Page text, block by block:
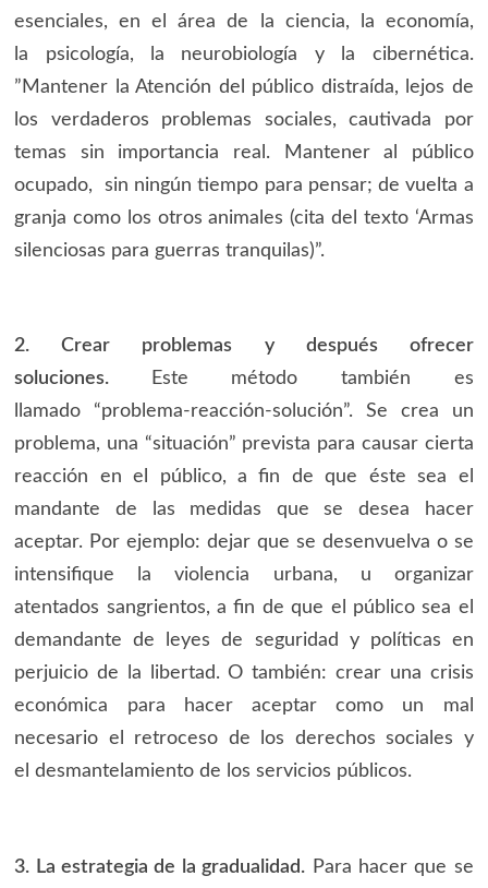
esenciales, en el área de la ciencia, la economía,
la psicología, la neurobiología y la cibernética.
”Mantener la Atención del público distraída, lejos de
los verdaderos problemas sociales, cautivada por
temas sin importancia real. Mantener al público
ocupado, sin ningún tiempo para pensar; de vuelta a
granja como los otros animales (cita del texto ‘Armas
silenciosas para guerras tranquilas)”.
2. Crear problemas y después ofrecer
soluciones.
Este método también es
llamado “problema-reacción-solución”. Se crea un
problema, una “situación” prevista para causar cierta
reacción en el público, a fin de que éste sea el
mandante de las medidas que se desea hacer
aceptar. Por ejemplo: dejar que se desenvuelva o se
intensifique la violencia urbana, u organizar
atentados sangrientos, a fin de que el público sea el
demandante de leyes de seguridad y políticas en
perjuicio de la libertad. O también: crear una crisis
económica para hacer aceptar como un mal
necesario el retroceso de los derechos sociales y
el desmantelamiento de los servicios públicos.
3. La estrategia de la gradualidad. Para hacer que se